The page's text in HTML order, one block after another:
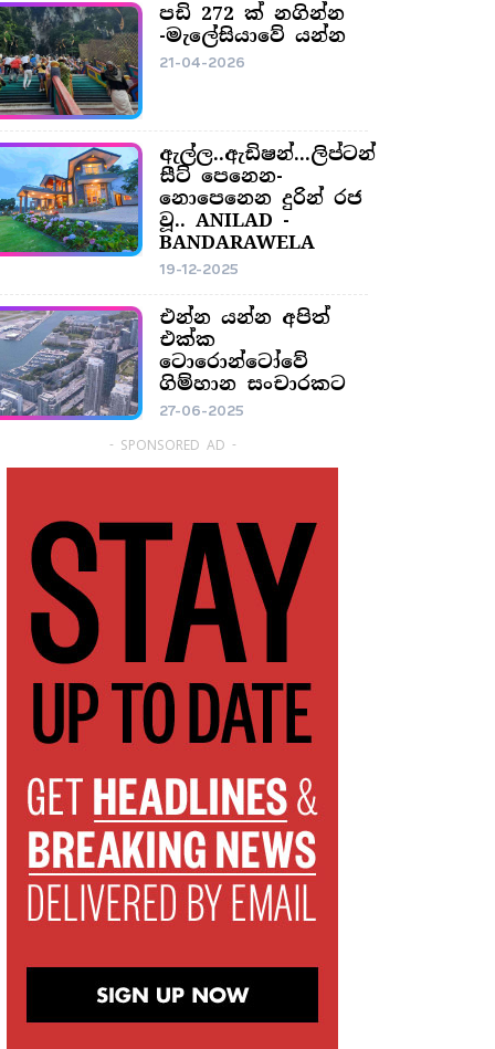
පඩි 272 ක් නගින්න
-මැලේසියාවේ යන්න
21-04-2026
ඇල්ල..ඇඩිෂන්...ලිප්ටන්
සීට් පෙනෙන-
නොපෙනෙන දුරින් රජ
වූ.. ANILAD -
BANDARAWELA
19-12-2025
එන්න යන්න අපිත්
එක්ක
ටොරොන්ටෝවේ
ගිම්හාන සංචාරකට
27-06-2025
- SPONSORED AD -